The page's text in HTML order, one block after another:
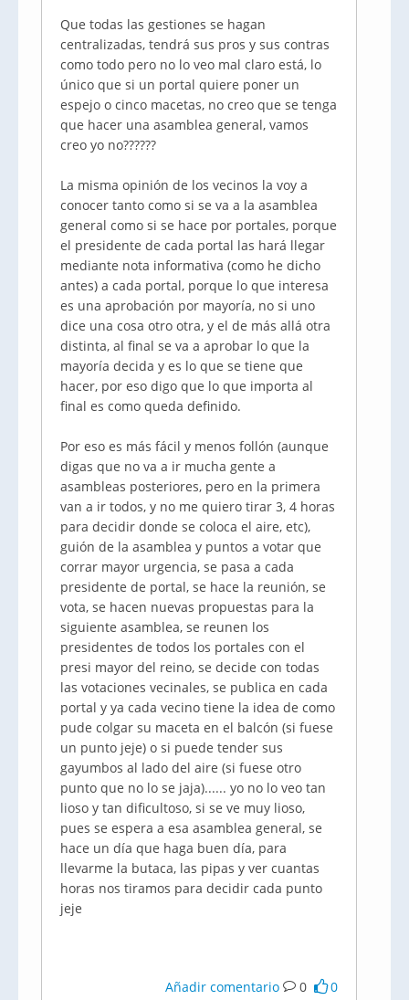
Que todas las gestiones se hagan
centralizadas, tendrá sus pros y sus contras
como todo pero no lo veo mal claro está, lo
único que si un portal quiere poner un
espejo o cinco macetas, no creo que se tenga
que hacer una asamblea general, vamos
creo yo no??????
La misma opinión de los vecinos la voy a
conocer tanto como si se va a la asamblea
general como si se hace por portales, porque
el presidente de cada portal las hará llegar
mediante nota informativa (como he dicho
antes) a cada portal, porque lo que interesa
es una aprobación por mayoría, no si uno
dice una cosa otro otra, y el de más allá otra
distinta, al final se va a aprobar lo que la
mayoría decida y es lo que se tiene que
hacer, por eso digo que lo que importa al
final es como queda definido.
Por eso es más fácil y menos follón (aunque
digas que no va a ir mucha gente a
asambleas posteriores, pero en la primera
van a ir todos, y no me quiero tirar 3, 4 horas
para decidir donde se coloca el aire, etc),
guión de la asamblea y puntos a votar que
corrar mayor urgencia, se pasa a cada
presidente de portal, se hace la reunión, se
vota, se hacen nuevas propuestas para la
siguiente asamblea, se reunen los
presidentes de todos los portales con el
presi mayor del reino, se decide con todas
las votaciones vecinales, se publica en cada
portal y ya cada vecino tiene la idea de como
pude colgar su maceta en el balcón (si fuese
un punto jeje) o si puede tender sus
gayumbos al lado del aire (si fuese otro
punto que no lo se jaja)...... yo no lo veo tan
lioso y tan dificultoso, si se ve muy lioso,
pues se espera a esa asamblea general, se
hace un día que haga buen día, para
llevarme la butaca, las pipas y ver cuantas
horas nos tiramos para decidir cada punto
jeje
Añadir comentario 0 0